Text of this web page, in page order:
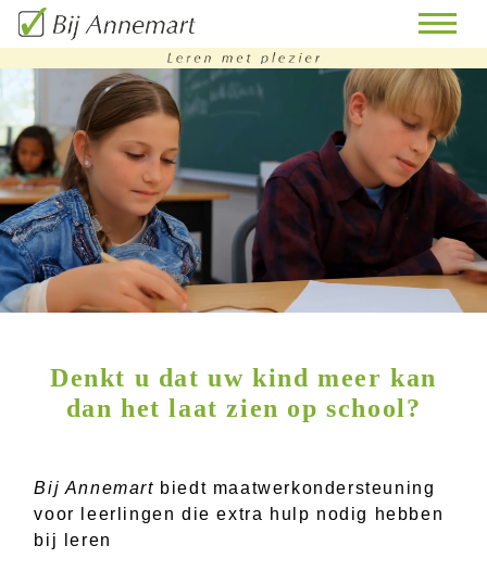
home
remedial
teaching
bijles
huiswerkbegeleiding
training
contact
Denkt u dat uw kind meer kan
dan het laat zien op school?
Bij Annemart biedt maatwerkondersteuning
voor leerlingen die extra hulp nodig hebben
bij leren